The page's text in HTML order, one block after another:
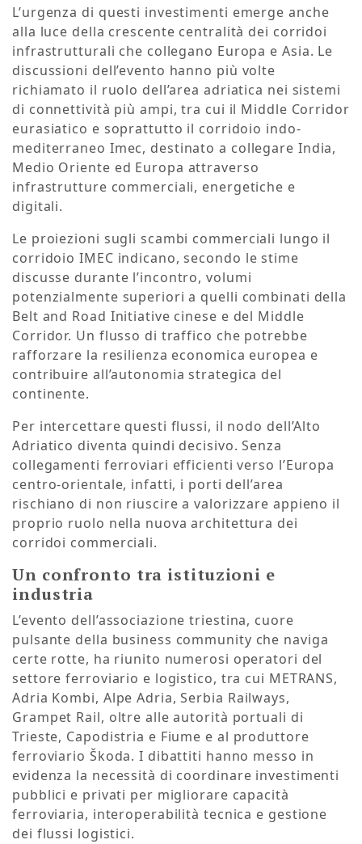
L’urgenza di questi investimenti emerge anche
alla luce della crescente centralità dei corridoi
infrastrutturali che collegano Europa e Asia. Le
discussioni dell’evento hanno più volte
richiamato il ruolo dell’area adriatica nei sistemi
di connettività più ampi, tra cui il Middle Corridor
eurasiatico e soprattutto il corridoio indo-
mediterraneo Imec, destinato a collegare India,
Medio Oriente ed Europa attraverso
infrastrutture commerciali, energetiche e
digitali.
Le proiezioni sugli scambi commerciali lungo il
corridoio IMEC indicano, secondo le stime
discusse durante l’incontro, volumi
potenzialmente superiori a quelli combinati della
Belt and Road Initiative cinese e del Middle
Corridor. Un flusso di traffico che potrebbe
rafforzare la resilienza economica europea e
contribuire all’autonomia strategica del
continente.
Per intercettare questi flussi, il nodo dell’Alto
Adriatico diventa quindi decisivo. Senza
collegamenti ferroviari efficienti verso l’Europa
centro-orientale, infatti, i porti dell’area
rischiano di non riuscire a valorizzare appieno il
proprio ruolo nella nuova architettura dei
corridoi commerciali.
Un confronto tra istituzioni e
industria
L’evento dell’associazione triestina, cuore
pulsante della business community che naviga
certe rotte, ha riunito numerosi operatori del
settore ferroviario e logistico, tra cui METRANS,
Adria Kombi, Alpe Adria, Serbia Railways,
Grampet Rail, oltre alle autorità portuali di
Trieste, Capodistria e Fiume e al produttore
ferroviario Škoda. I dibattiti hanno messo in
evidenza la necessità di coordinare investimenti
pubblici e privati per migliorare capacità
ferroviaria, interoperabilità tecnica e gestione
dei flussi logistici.